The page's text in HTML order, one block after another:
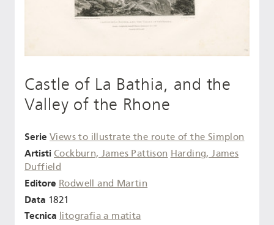
Castle of La Bathia, and the
Valley of the Rhone
Serie Views to illustrate the route of the Simplon
Artisti Cockburn, James Pattison Harding, James
Duffield
Editore Rodwell and Martin
Data 1821
Tecnica litografia a matita